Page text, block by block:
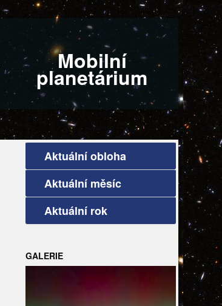
Mobilní
planetárium
Aktuální obloha
Aktuální měsíc
Aktuální rok
GALERIE